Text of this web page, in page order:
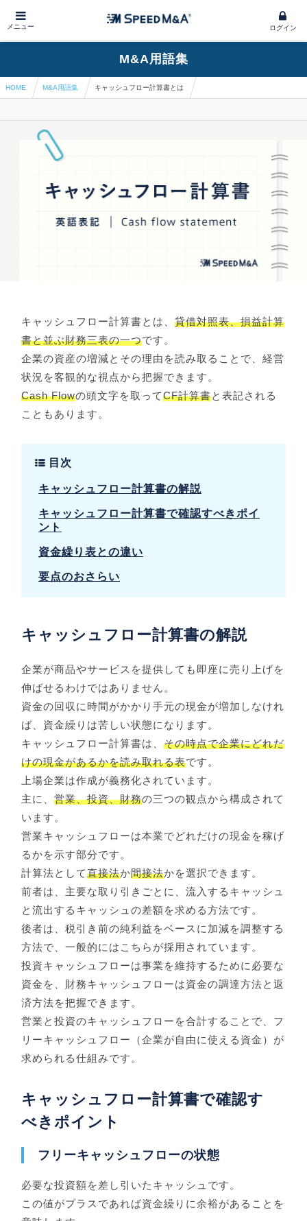
メニュー ログイン
M&A用語集
HOME M&A用語集 キャッシュフロー計算書とは
キャッシュフロー計算書とは、貸借対照表、損益計算
書と並ぶ財務三表の一つです。
企業の資産の増減とその理由を読み取ることで、経営
状況を客観的な視点から把握できます。
Cash Flowの頭文字を取ってCF計算書と表記される
こともあります。
目次
キャッシュフロー計算書の解説
キャッシュフロー計算書で確認すべきポイ
ント
資金繰り表との違い
要点のおさらい
キャッシュフロー計算書の解説
企業が商品やサービスを提供しても即座に売り上げを
伸ばせるわけではありません。
資金の回収に時間がかかり手元の現金が増加しなけれ
ば、資金繰りは苦しい状態になります。
キャッシュフロー計算書は、その時点で企業にどれだ
けの現金があるかを読み取れる表です。
上場企業は作成が義務化されています。
主に、営業、投資、財務の三つの観点から構成されて
います。
営業キャッシュフローは本業でどれだけの現金を稼げ
るかを示す部分です。
計算法として直接法か間接法かを選択できます。
前者は、主要な取り引きごとに、流入するキャッシュ
と流出するキャッシュの差額を求める方法です。
後者は、税引き前の純利益をベースに加減を調整する
方法で、一般的にはこちらが採用されています。
投資キャッシュフローは事業を維持するために必要な
資金を、財務キャッシュフローは資金の調達方法と返
済方法を把握できます。
営業と投資のキャッシュフローを合計することで、フ
リーキャッシュフロー（企業が自由に使える資金）が
求められる仕組みです。
キャッシュフロー計算書で確認す
べきポイント
フリーキャッシュフローの状態
必要な投資額を差し引いたキャッシュです。
この値がプラスであれば資金繰りに余裕があることを